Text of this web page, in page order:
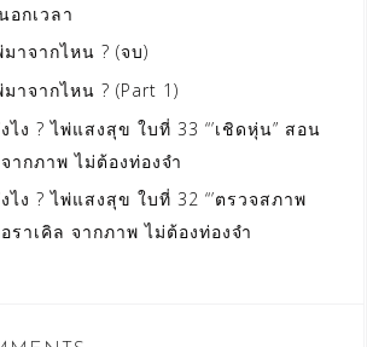
กเวลา
าจากไหน ? (จบ)
าจากไหน ? (Part 1)
ง ? ไพ่แสงสุข ใบที่ 33 “’เชิดหุ่น” สอน
ากภาพ ไม่ต้องท่องจำ
ไง ? ไพ่แสงสุข ใบที่ 32 “’ตรวจสภาพ
ราเคิล จากภาพ ไม่ต้องท่องจำ